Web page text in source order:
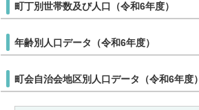
町丁別世帯数及び人口（令和6年度）
年齢別人口データ（令和6年度）
町会自治会地区別人口データ（令和6年度）